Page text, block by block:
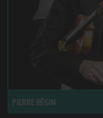
PIERRE BÉGIN